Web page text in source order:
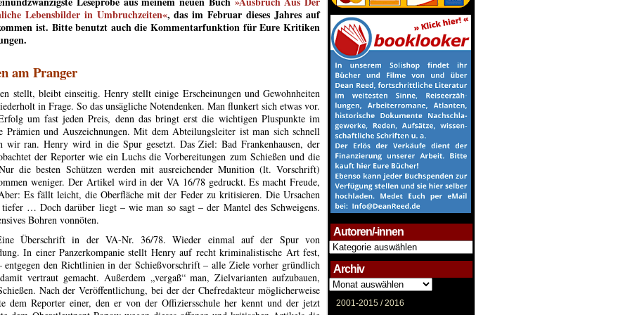
Lebensbilder in Umbruchzeiten«, das im Februar dieses Jahres auf
ist. Bitte benutzt auch die Kommentarfunktion für Eure Kritiken
am Pranger
stellt, bleibt einseitig. Henry stellt einige Erscheinungen und Gewohnheiten
in Frage. So das unsägliche Notendenken. Man flunkert sich etwas vor.
um fast jeden Preis, denn das bringt erst die wichtigen Pluspunkte im
Prämien und Auszeichnungen. Mit dem Abteilungsleiter ist man sich schnell
wir ran. Henry wird in die Spur gesetzt. Das Ziel: Bad Frankenhausen, der
der Reporter wie ein Luchs die Vorbereitungen zum Schießen und die
die besten Schützen werden mit ausreichender Munition (lt. Vorschrift)
weniger. Der Artikel wird in der VA 16/78 gedruckt. Es macht Freude,
Es fällt leicht, die Oberfläche mit der Feder zu kritisieren. Die Ursachen
… Doch darüber liegt – wie man so sagt – der Mantel des Schweigens.
Bohren vonnöten.
Überschrift in der VA-Nr. 36/78. Wieder einmal auf der Spur von
In einer Panzerkompanie stellt Henry auf recht kriminalistische Art fest,
entgegen den Richtlinien in der Schießvorschrift – alle Ziele vorher gründlich
vertraut gemacht. Außerdem „vergaß“ man, Zielvarianten aufzubauen,
Nach der Veröffentlichung, bei der der Chefredakteur möglicherweise
dem Reporter einer, den er von der Offiziersschule her kennt und der jetzt
Autoren/-innen
Autoren/-
innen
Archiv
Archiv
2001-2015 /2016